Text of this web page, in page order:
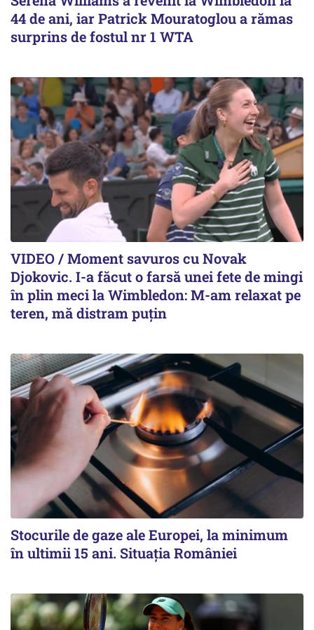
44 de ani, iar Patrick Mouratoglou a rămas
surprins de fostul nr 1 WTA
VIDEO / Moment savuros cu Novak
Djokovic. I-a făcut o farsă unei fete de mingi
în plin meci la Wimbledon: M-am relaxat pe
teren, mă distram puțin
Stocurile de gaze ale Europei, la minimum
în ultimii 15 ani. Situația României